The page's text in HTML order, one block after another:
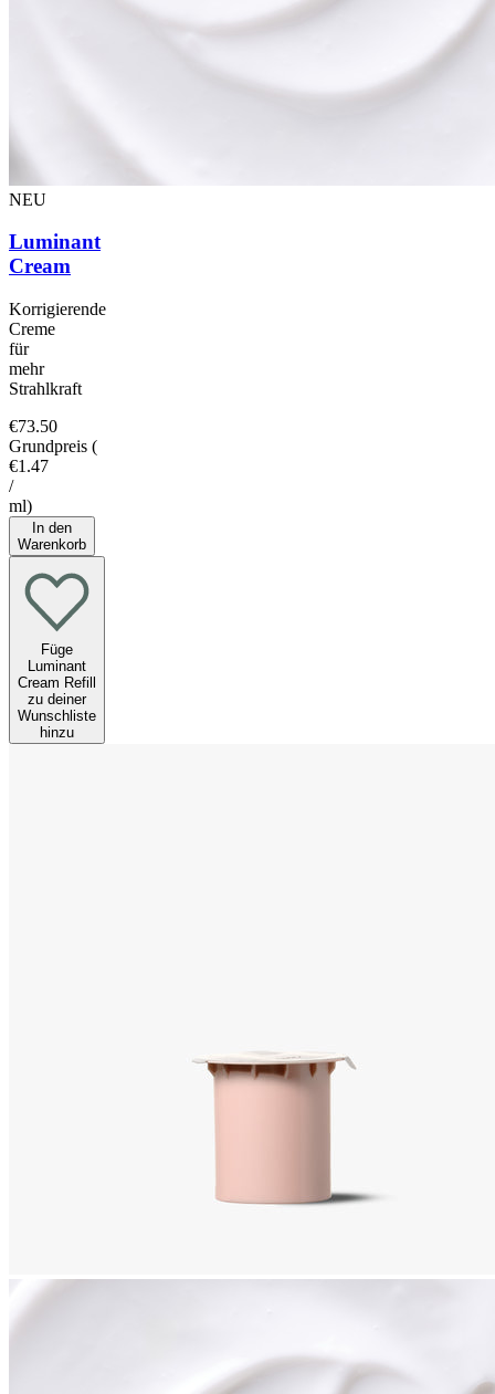
NEU
Luminant
Cream
Korrigierende
Creme
für
mehr
Strahlkraft
€73.50
Grundpreis (
€1.47
/
ml)
In den
Warenkorb
Füge
Luminant
Cream Refill
zu deiner
Wunschliste
hinzu